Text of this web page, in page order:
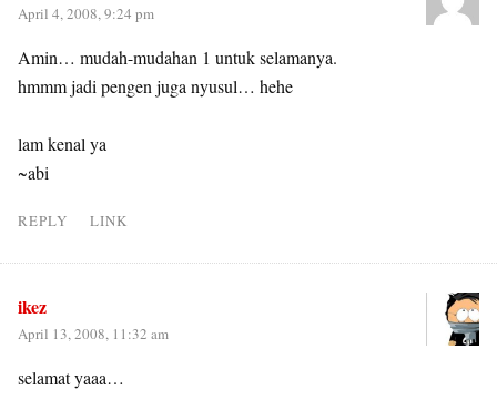
April 4, 2008, 9:24 pm
Amin… mudah-mudahan 1 untuk selamanya.
hmmm jadi pengen juga nyusul… hehe
lam kenal ya
~abi
REPLY LINK
ikez
April 13, 2008, 11:32 am
selamat yaaa…